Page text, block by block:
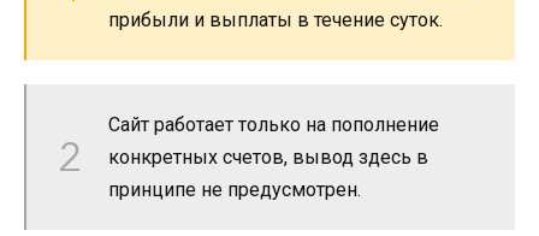
прибыли и выплаты в течение суток.
Сайт работает только на пополнение
конкретных счетов, вывод здесь в
принципе не предусмотрен.